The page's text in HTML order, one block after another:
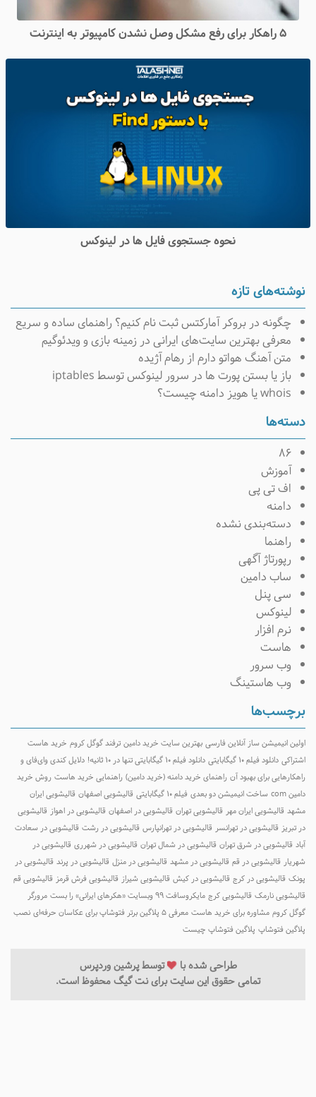
نحوه جستجوی فایل ها در لینوکس
نوشته‌های تازه
چگونه در بروکر آمارکتس ثبت نام کنیم؟ راهنمای ساده و سریع
معرفی بهترین سایت‌های ایرانی در زمینه بازی و ویدئوگیم
متن آهنگ هواتو دارم از رهام آژیده
باز یا بستن پورت ها در سرور لینوکس توسط iptables
whois یا هویز دامنه چیست؟
دسته‌ها
۸۶
آموزش
اف تی پی
دامنه
دسته‌بندی نشده
راهنما
رپورتاژ آگهی
ساب دامین
سی پنل
لینوکس
نرم افزار
هاست
وب سرور
وب هاستینگ
برچسب‌ها
اولین انیمیشن ساز آنلاین فارسی بهترین سایت خرید دامین ترفند گوگل کروم خرید هاست
اشتراکی دانلود فیلم ۱۰ گیگابایتی دانلود فیلم ۱۰ گیگابایتی تنها در ۱۰ ثانیه!
دلایل کندی وای‌فای و
راهکارهایی برای بهبود آن راهنمای خرید دامنه (خرید دامین) راهنمایی خرید هاست روش خرید
دامین com
ساخت انیمیشن دو بعدی فیلم ۱۰ گیگابایتی قالیشویی اصفهان قالیشویی ایران
مشهد قالیشویی ایران مهر قالیشویی تهران قالیشویی در اصفهان قالیشویی در اهواز قالیشویی
در تبریز قالیشویی در تهرانسر قالیشویی در تهرانپارس قالیشویی در رشت قالیشویی در سعادت
قالیشویی در شرق تهران قالیشویی در شمال تهران قالیشویی در شهرری قالیشویی در
شهریار قالیشویی در قم قالیشویی در مشهد قالیشویی در منزل قالیشویی در پرند قالیشویی در
پونک قالیشویی در کرج قالیشویی در کیش قالیشویی شیراز قالیشویی فرش قرمز قالیشویی قم
قالیشویی نارمک قالیشویی کرج مایکروسافت ۹۹ وبسایت «هکرهای ایرانی» را بست
مرورگر
گوگل کروم مشاوره برای خرید هاست معرفی 5 پلاگین برتر فتوشاپ برای عکاسان حرفه‌ای
نصب
پلاگین فتوشاپ پلاگین فتوشاپ چیست
طراحی شده با توسطپرشین وردپرس
تمامی حقوق این سایت برای نت گیگ محفوظ است.